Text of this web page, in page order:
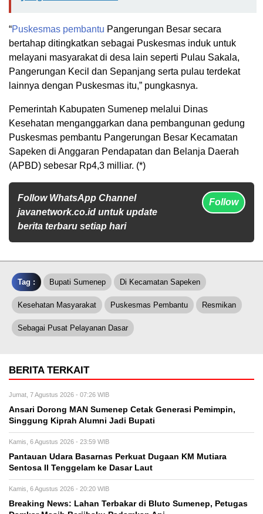
“Puskesmas pembantu Pangerungan Besar secara
bertahap ditingkatkan sebagai Puskesmas induk untuk
melayani masyarakat di desa lain seperti Pulau Sakala,
Pangerungan Kecil dan Sepanjang serta pulau terdekat
lainnya dengan Puskesmas itu,” pungkasnya.
Pemerintah Kabupaten Sumenep melalui Dinas
Kesehatan menganggarkan dana pembangunan gedung
Puskesmas pembantu Pangerungan Besar Kecamatan
Sapeken di Anggaran Pendapatan dan Belanja Daerah
(APBD) sebesar Rp4,3 milliar. (*)
Follow WhatsApp Channel
javanetwork.co.id untuk update
berita terbaru setiap hari
Follow
Tag : Bupati Sumenep Di Kecamatan Sapeken
Kesehatan Masyarakat Puskesmas Pembantu Resmikan
Sebagai Pusat Pelayanan Dasar
BERITA TERKAIT
Jumat, 7 Agustus 2026 - 07:26 WIB
Ansari Dorong MAN Sumenep Cetak Generasi Pemimpin,
Singgung Kiprah Alumni Jadi Bupati
Kamis, 6 Agustus 2026 - 23:59 WIB
Pantauan Udara Basarnas Perkuat Dugaan KM Mutiara
Sentosa II Tenggelam ke Dasar Laut
Kamis, 6 Agustus 2026 - 20:20 WIB
Breaking News: Lahan Terbakar di Bluto Sumenep, Petugas